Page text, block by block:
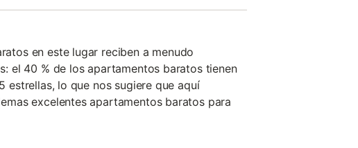
en este lugar reciben a menudo
el 40 % de los apartamentos baratos tienen
estrellas, lo que nos sugiere que aquí
excelentes apartamentos baratos para